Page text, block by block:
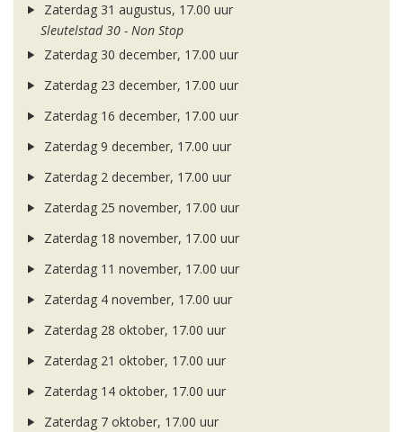
Zaterdag 31 augustus, 17.00 uur
Sleutelstad 30 - Non Stop
Zaterdag 30 december, 17.00 uur
Zaterdag 23 december, 17.00 uur
Zaterdag 16 december, 17.00 uur
Zaterdag 9 december, 17.00 uur
Zaterdag 2 december, 17.00 uur
Zaterdag 25 november, 17.00 uur
Zaterdag 18 november, 17.00 uur
Zaterdag 11 november, 17.00 uur
Zaterdag 4 november, 17.00 uur
Zaterdag 28 oktober, 17.00 uur
Zaterdag 21 oktober, 17.00 uur
Zaterdag 14 oktober, 17.00 uur
Zaterdag 7 oktober, 17.00 uur